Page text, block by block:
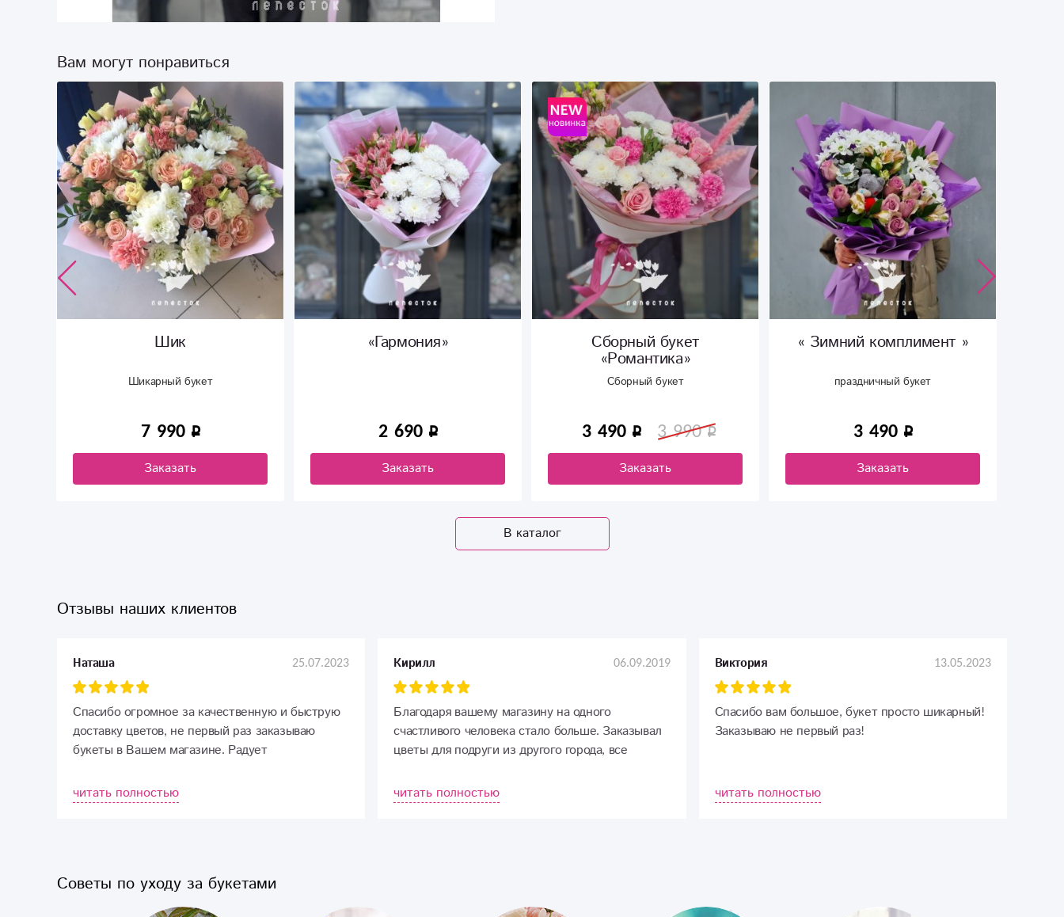
Вам могут понравиться
Шик
Шикарный букет
7 990
Заказать
«Гармония»
2 690
Заказать
Сборный букет
«Романтика»
Сборный букет
3 490 3 990
Заказать
« Зимний комплимент »
праздничный букет
3 490
Заказать
В каталог
Отзывы наших клиентов
Наташа 25.07.2023
Спасибо огромное за качественную и быструю
доставку цветов, не первый раз заказываю
букеты в Вашем магазине. Радует
Дальнейшего Вам процветания, успехов,
побольше заказов!)
читать полностью
Кирилл 06.09.2019
Благодаря вашему магазину на одного
счастливого человека стало больше. Заказывал
цветы для подруги из другого города, все
читать полностью
Виктория 13.05.2023
Спасибо вам большое, букет просто шикарный!
Заказываю не первый раз!
читать полностью
Советы по уходу за букетами